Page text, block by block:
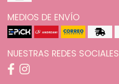
MEDIOS DE ENVÍO
NUESTRAS REDES SOCIALES